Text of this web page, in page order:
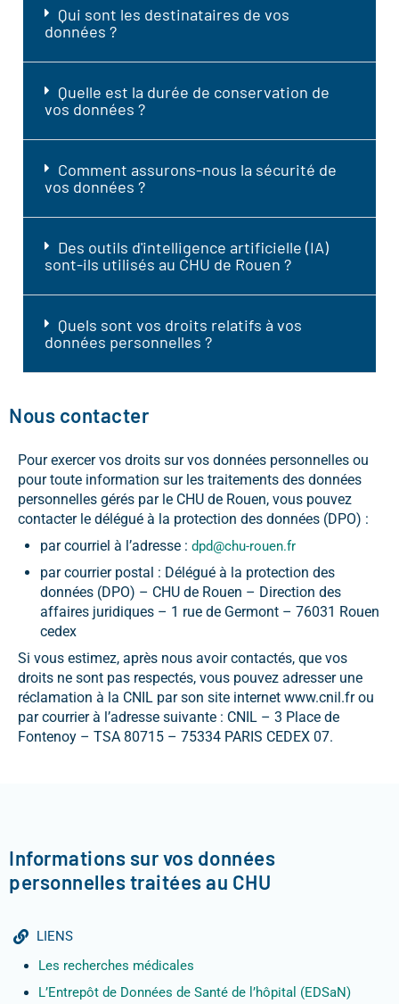
Qui sont les destinataires de vos
données ?
Quelle est la durée de conservation de
vos données ?
Comment assurons-nous la sécurité de
vos données ?
Des outils d'intelligence artificielle (IA)
sont-ils utilisés au CHU de Rouen ?
Quels sont vos droits relatifs à vos
données personnelles ?
Nous contacter
Pour exercer vos droits sur vos données personnelles ou
pour toute information sur les traitements des données
personnelles gérés par le CHU de Rouen, vous pouvez
contacter le délégué à la protection des données (DPO) :
par courriel à l’adresse : dpd@chu-rouen.fr
par courrier postal : Délégué à la protection des
données (DPO) – CHU de Rouen – Direction des
affaires juridiques – 1 rue de Germont – 76031 Rouen
cedex
Si vous estimez, après nous avoir contactés, que vos
droits ne sont pas respectés, vous pouvez adresser une
réclamation à la CNIL par son site internet www.cnil.fr ou
par courrier à l’adresse suivante : CNIL – 3 Place de
Fontenoy – TSA 80715 – 75334 PARIS CEDEX 07.
Informations sur vos données
personnelles traitées au CHU
LIENS
Les recherches médicales
L’Entrepôt de Données de Santé de l’hôpital (EDSaN)